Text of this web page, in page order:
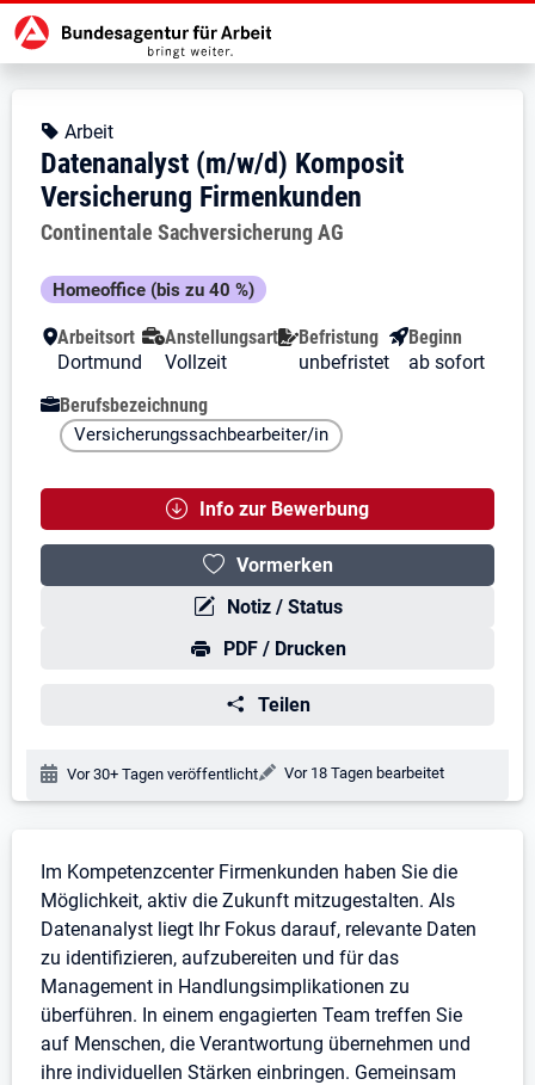
Zur Jobsuche Startseite
Stellendetails zu: Datenanalyst
Datenanalyst (m/w/d)
Datenanalyst (m/w/d) Komposit
Kopfbereich
Angebotsart:
Arbeit
Datenanalyst (m/w/d) Komposit
Versicherung Firmenkunden
Arbeitgeber:
Continentale Sachversicherung AG
Besondere Merkmale
Homeoffice (bis zu 40 %)
Arbeitsort
Dortmund
Anstellungsart
Vollzeit
Befristung
unbefristet
Beginn
ab sofort
Berufsbezeichnung
Versicherungssachbearbeiter/in
Info zur Bewerbung
Vormerken
Notiz / Status
PDF / Drucken
Teilen
Veröffentlichungsdatum:
Vor 30+ Tagen veröffentlicht Änderungsdatum:
Vor 18 Tagen bearbeitet
Stellenbeschreibung
Im Kompetenzcenter Firmenkunden haben Sie die
Möglichkeit, aktiv die Zukunft mitzugestalten. Als
Datenanalyst liegt Ihr Fokus darauf, relevante Daten
zu identifizieren, aufzubereiten und für das
Management in Handlungsimplikationen zu
überführen. In einem engagierten Team treffen Sie
auf Menschen, die Verantwortung übernehmen und
ihre individuellen Stärken einbringen. Gemeinsam